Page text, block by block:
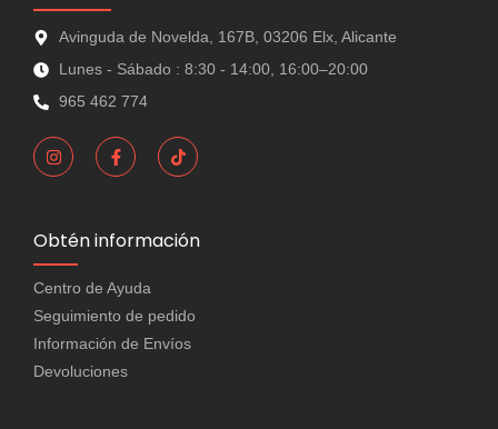
Avinguda de Novelda, 167B, 03206 Elx, Alicante
Lunes - Sábado : 8:30 - 14:00, 16:00–20:00
965 462 774
Obtén información
Centro de Ayuda
Seguimiento de pedido
Información de Envíos
Devoluciones